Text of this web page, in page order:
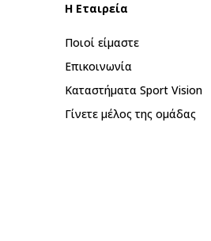
Η Εταιρεία
Ποιοί είμαστε
Επικοινωνία
Καταστήματα Sport Vision
Γίνετε μέλος της ομάδας